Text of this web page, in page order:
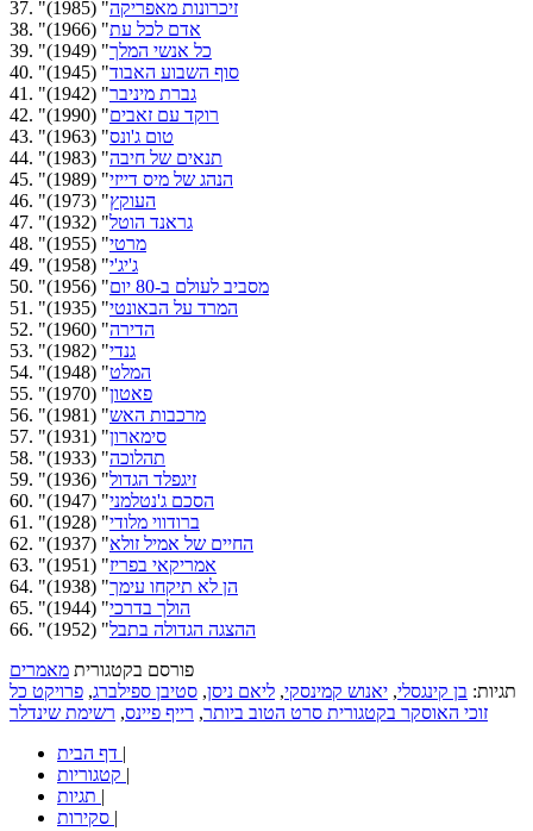
37. "
זיכרונות מאפריקה" (1985)
38. "
אדם לכל עת" (1966)
39. "
כל אנשי המלך" (1949)
40. "
סוף השבוע האבוד" (1945)
41. "
גברת מיניבר" (1942)
42. "
רוקד עם זאבים" (1990)
43. "
טום ג'ונס" (1963)
44. "
תנאים של חיבה" (1983)
45. "
הנהג של מיס דייזי" (1989)
46. "
העוקץ" (1973)
47. "
גראנד הוטל" (1932)
48. "
מרטי" (1955)
49. "
ג'יג'י" (1958)
50. "
מסביב לעולם ב-80 יום
" (1956)
51. "
המרד על הבאונטי" (1935)
52. "
הדירה" (1960)
53. "
גנדי" (1982)
54. "
המלט" (1948)
55. "
פאטון" (1970)
56. "
מרכבות האש" (1981)
57. "
סימארון" (1931)
58. "
תהלוכה" (1933)
59. "
זיגפלד הגדול" (1936)
60. "
הסכם ג'נטלמני" (1947)
61. "
ברודווי מלודי" (1928)
62. "
החיים של אמיל זולא" (1937)
63. "
אמריקאי בפריז" (1951)
64. "
הן לא תיקחו עימך" (1938)
65. "
הולך בדרכי" (1944)
66. "
ההצגה הגדולה בתבל" (1952)
פורסם בקטגורית מאמרים
תגיות: בן קינגסלי, יאנוש קמינסקי, ליאם ניסן, סטיבן ספילברג, פרויקט כל
זוכי האוסקר בקטגורית סרט הטוב ביותר, רייף פיינס, רשימת שינדלר
|
|
|
|